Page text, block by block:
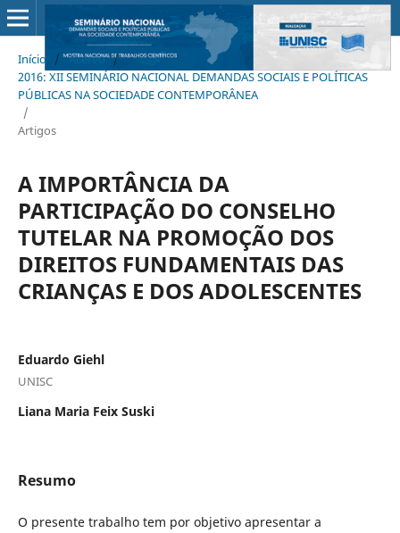
Início / Acervo /
2016: XII SEMINÁRIO NACIONAL DEMANDAS SOCIAIS E POLÍTICAS
PÚBLICAS NA SOCIEDADE CONTEMPORÂNEA
/
Artigos
A IMPORTÂNCIA DA
PARTICIPAÇÃO DO CONSELHO
TUTELAR NA PROMOÇÃO DOS
DIREITOS FUNDAMENTAIS DAS
CRIANÇAS E DOS ADOLESCENTES
Eduardo Giehl
UNISC
Liana Maria Feix Suski
Resumo
O presente trabalho tem por objetivo apresentar a